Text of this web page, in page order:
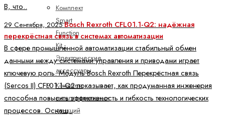
Комплект
Smart
Function
Kit -
Электрические
аксессуары
Комплект
интеллектуальных
функций
В, что..
29 Сентября, 2025Bosch Rexroth CFL01.1-Q2: надёжная
перекрёстная связь в системах автоматизации
В сфере промышленной автоматизации стабильный обмен
данными между системами управления и приводами играет
ключевую роль. Модуль Bosch Rexroth Перекрёстная связь
(Sercos II) CFL01.1-Q2 показывает, как продуманная инженерия
способна повысить эффективность и гибкость технологических
процессов. Оснащ..